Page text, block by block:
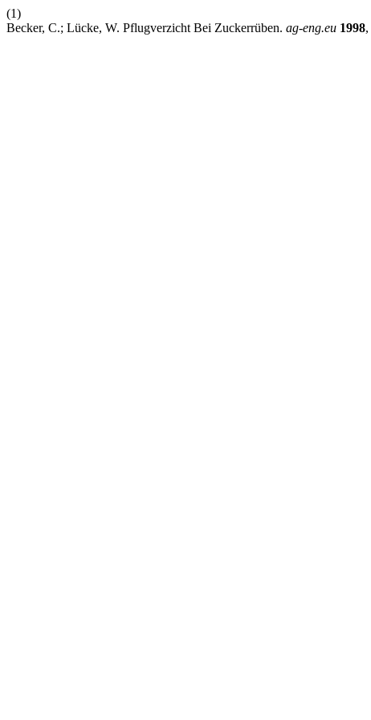
(1)
Becker, C.; Lücke, W. Pflugverzicht Bei Zuckerrüben. ag-eng.eu 1998,